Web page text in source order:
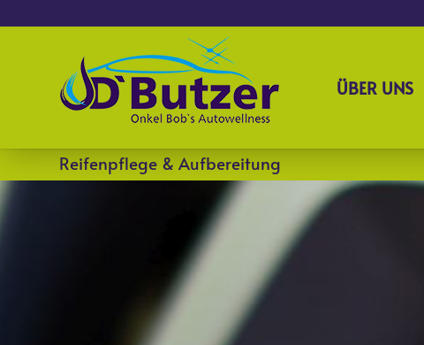
ÜBER UNS
Reifenpflege & Aufbereitung